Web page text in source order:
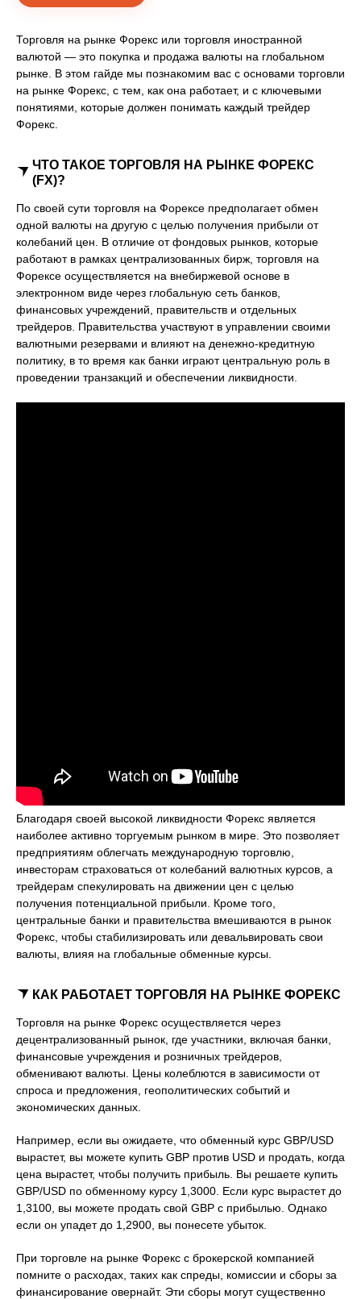
Торговля на рынке Форекс или торговля иностранной
валютой — это покупка и продажа валюты на глобальном
рынке. В этом гайде мы познакомим вас с основами торговли
на рынке Форекс, с тем, как она работает, и с ключевыми
понятиями, которые должен понимать каждый трейдер
Форекс.
ЧТО ТАКОЕ ТОРГОВЛЯ НА РЫНКЕ ФОРЕКС
(FX)?
По своей сути торговля на Форексе предполагает обмен
одной валюты на другую с целью получения прибыли от
колебаний цен. В отличие от фондовых рынков, которые
работают в рамках централизованных бирж, торговля на
Форексе осуществляется на внебиржевой основе в
электронном виде через глобальную сеть банков,
финансовых учреждений, правительств и отдельных
трейдеров. Правительства участвуют в управлении своими
валютными резервами и влияют на денежно-кредитную
политику, в то время как банки играют центральную роль в
проведении транзакций и обеспечении ликвидности.
Благодаря своей высокой ликвидности Форекс является
наиболее активно торгуемым рынком в мире. Это позволяет
предприятиям облегчать международную торговлю,
инвесторам страховаться от колебаний валютных курсов, а
трейдерам спекулировать на движении цен с целью
получения потенциальной прибыли. Кроме того,
центральные банки и правительства вмешиваются в рынок
Форекс, чтобы стабилизировать или девальвировать свои
валюты, влияя на глобальные обменные курсы.
КАК РАБОТАЕТ ТОРГОВЛЯ НА РЫНКЕ ФОРЕКС
Торговля на рынке Форекс осуществляется через
децентрализованный рынок, где участники, включая банки,
финансовые учреждения и розничных трейдеров,
обменивают валюты. Цены колеблются в зависимости от
спроса и предложения, геополитических событий и
экономических данных.
Например, если вы ожидаете, что обменный курс GBP/USD
вырастет, вы можете купить GBP против USD и продать, когда
цена вырастет, чтобы получить прибыль. Вы решаете купить
GBP/USD по обменному курсу 1,3000. Если курс вырастет до
1,3100, вы можете продать свой GBP с прибылью. Однако
если он упадет до 1,2900, вы понесете убыток.
При торговле на рынке Форекс с брокерской компанией
помните о расходах, таких как спреды, комиссии и сборы за
финансирование овернайт. Эти сборы могут существенно